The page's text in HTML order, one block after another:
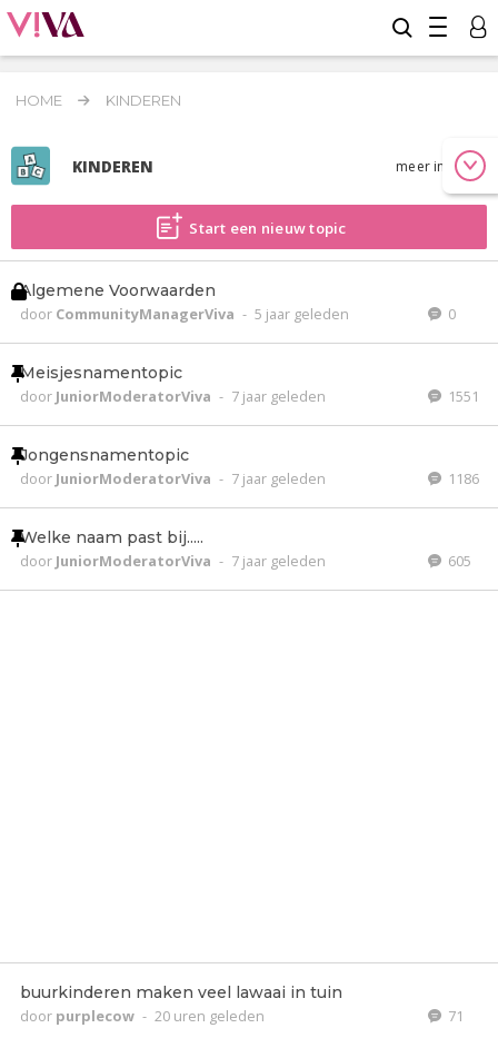
HOME KINDEREN
KINDEREN meer info
Start een nieuw topic
Algemene Voorwaarden
door CommunityManagerViva - 5 jaar geleden 0
Meisjesnamentopic
door JuniorModeratorViva - 7 jaar geleden 1551
Jongensnamentopic
door JuniorModeratorViva - 7 jaar geleden 1186
Welke naam past bij.....
door JuniorModeratorViva - 7 jaar geleden 605
buurkinderen maken veel lawaai in tuin
door purplecow - 20 uren geleden 71